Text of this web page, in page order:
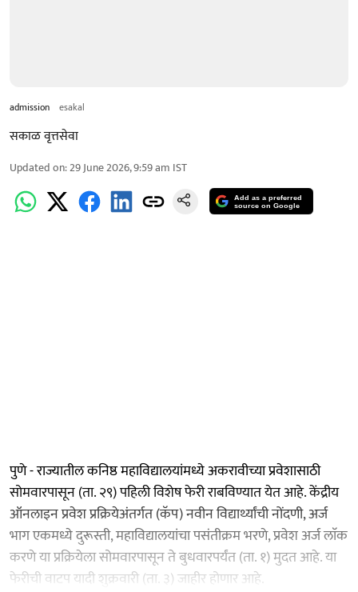
admission esakal
सकाळ वृत्तसेवा
Updated on:29 June 2026, 9:59 am IST
Add as a preferred
source on Google
पुणे - राज्यातील कनिष्ठ महाविद्यालयांमध्ये अकरावीच्या प्रवेशासाठी
सोमवारपासून (ता. २९) पहिली विशेष फेरी राबविण्यात येत आहे. केंद्रीय
ऑनलाइन प्रवेश प्रक्रियेअंतर्गत (कॅप) नवीन विद्यार्थ्यांची नोंदणी, अर्ज
भाग एकमध्ये दुरूस्ती, महाविद्यालयांचा पसंतीक्रम भरणे, प्रवेश अर्ज लाॅक
करणे या प्रक्रियेला सोमवारपासून ते बुधवारपर्यंत (ता. १) मुदत आहे. या
फेरीची वाटप यादी शुक्रवारी (ता. ३) जाहीर होणार आहे.